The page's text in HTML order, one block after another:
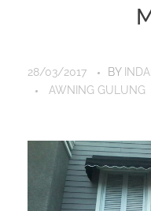
28/03/2017 BY
AWNING GULUNG